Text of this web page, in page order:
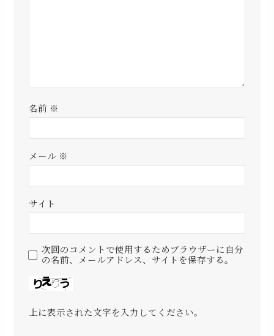
名前 ※
メール ※
サイト
次回のコメントで使用するためブラウザーに自分
の名前、メールアドレス、サイトを保存する。
上に表示された文字を入力してください。